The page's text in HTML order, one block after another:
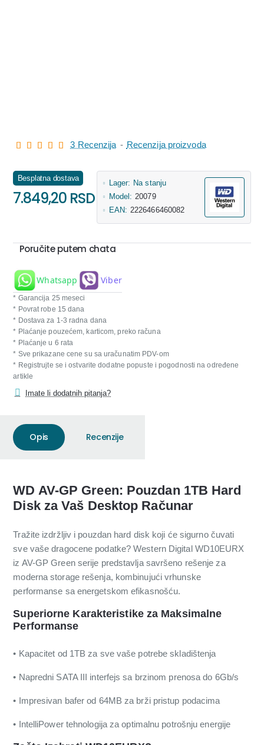
3 Recenzija - Recenzija proizvoda
Besplatna dostava
7.849,20 RSD
Lager: Na stanju
Model: 20079
EAN: 2226466460082
Poručite putem chata
Whatsapp Viber
* Garancija 25 meseci
* Povrat robe 15 dana
* Dostava za 1-3 radna dana
* Plaćanje pouzećem, karticom, preko računa
* Plaćanje u 6 rata
* Sve prikazane cene su sa uračunatim PDV-om
* Registrujte se i ostvarite dodatne popuste i pogodnosti na određene
artikle
Imate li dodatnih pitanja?
Opis Recenzije
WD AV-GP Green: Pouzdan 1TB Hard
Disk za Vaš Desktop Računar
Tražite izdržljiv i pouzdan hard disk koji će sigurno čuvati
sve vaše dragocene podatke? Western Digital WD10EURX
iz AV-GP Green serije predstavlja savršeno rešenje za
moderna storage rešenja, kombinujući vrhunske
performanse sa energetskom efikasnošću.
Superiorne Karakteristike za Maksimalne
Performanse
• Kapacitet od 1TB za sve vaše potrebe skladištenja
• Napredni SATA III interfejs sa brzinom prenosa do 6Gb/s
• Impresivan bafer od 64MB za brži pristup podacima
• IntelliPower tehnologija za optimalnu potrošnju energije